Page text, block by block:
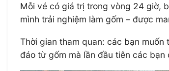
Mỗi vé có giá trị trong vòng 24 giờ,
mình trải nghiệm làm gốm – được
Thời gian tham quan: các bạn
đáo từ gốm mà lần đầu tiên các bạn